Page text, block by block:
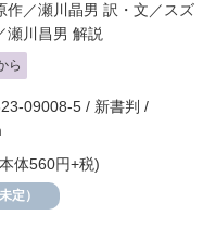
作／瀬川晶男 訳・文／ スズ
瀬川昌男 解説
ら
09008-5 / 新書判 /
体560円+税)
定）